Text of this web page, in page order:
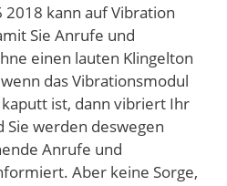
2018 kann auf Vibration
Sie Anrufe und
einen lauten Klingelton
das Vibrationsmodul
ist, dann vibriert Ihr
werden deswegen
Anrufe und
Aber keine Sorge,